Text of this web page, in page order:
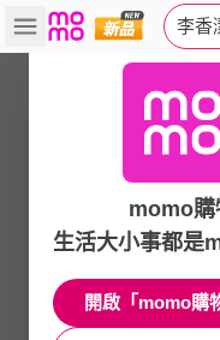
李香
momo購
生活大小事都是
開啟「momo購